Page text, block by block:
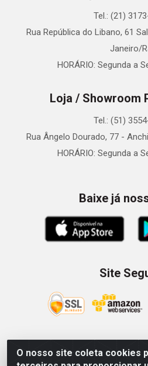
O nosso site coleta cookies
Tel.: (21)
Rua República do Libano, 61
Janeiro/
HORÁRIO: Segunda a
Loja / Showroom
Tel.: (51)
Rua Ângelo Dourado, 77 -
HORÁRIO: Segunda a
Baixe já
Site
Zein Importação e Comércio LTDA